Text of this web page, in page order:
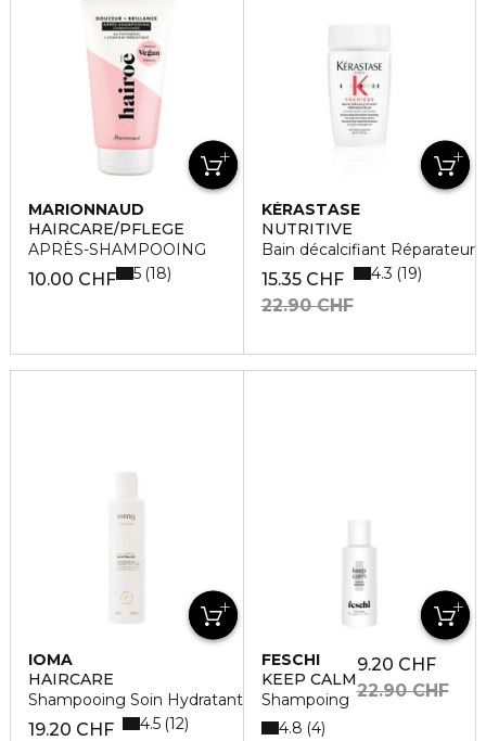
MARIONNAUD
HAIRCARE/PFLEGE
APRÈS-SHAMPOOING
10.00 CHF 5 18
KÉRASTASE
NUTRITIVE
Bain décalcifiant Réparateur
15.35 CHF
22.90 CHF
4.3 19
IOMA
HAIRCARE
Shampooing Soin Hydratant Anti-Casse
19.20 CHF
4.5 12
FESCHI
KEEP CALM
Shampoing
9.20 CHF
22.90 CHF
4.8 4